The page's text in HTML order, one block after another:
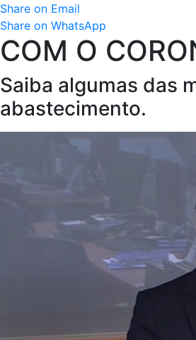
Share on Email
Share on WhatsApp
COM O
Saiba algumas das
abastecimento.